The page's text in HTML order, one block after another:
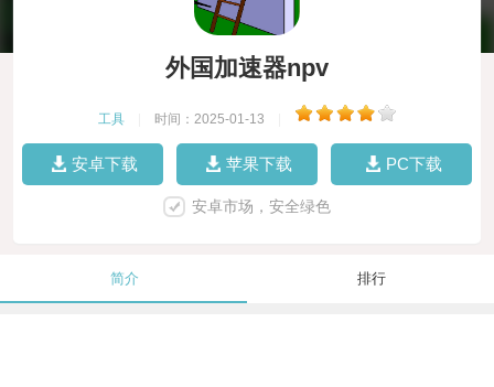
外国加速器npv
工具 时间：2025-01-13
安卓下载 苹果下载 PC下载
安卓市场，安全绿色
简介 排行